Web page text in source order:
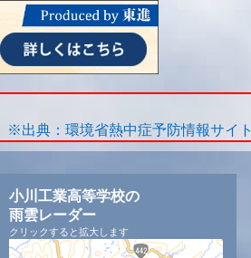
※出典：環境省熱中症予防情報サイト
小川工業高等学校の
雨雲レーダー
クリックすると拡大します